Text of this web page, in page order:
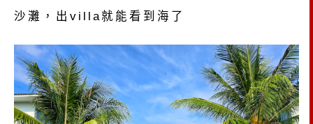
沙灘，出villa就能看到海了